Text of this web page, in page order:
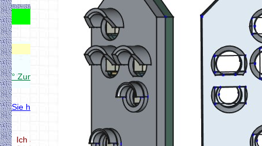
Zum Gästebuch
Modellbahnverwaltung
° Zum Modellbahnverwaltung Setup
Sie haben Fragen zum DCC Projekt
Ich antworte meistens in weniger als
Modellbahnverwaltung
° Zum Modellbahnverwaltung Setup